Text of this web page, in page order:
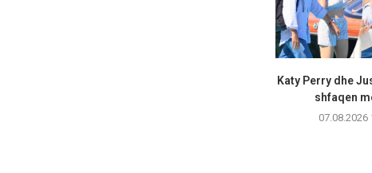
Katy Perry dhe
shfaqen
07.08.2026